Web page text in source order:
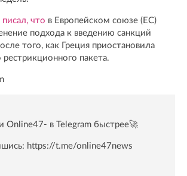
что в Европейском союзе (ЕС)
подхода к введению санкций
того, как Греция приостановила
рестрикционного пакета.
Online47- в Telegram быстрее🚀
https://t.me/online47news